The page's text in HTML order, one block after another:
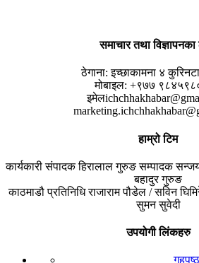
समाचार तथा विज्ञापनका
ठेगाना: इच्छाकामना ४
मोबाइल: +९७७
इमेल
हाम्रो टिम
कार्यकारी संपादकहिरालाल गुरुङसम्पादक
बहादुर गुरुङ
काठमाडौ प्रतिनिधिराजाराम पौडेल / सविन
सुमन सुवेदी
उपयोगी लिंकहरु
गृहपृष्ठ